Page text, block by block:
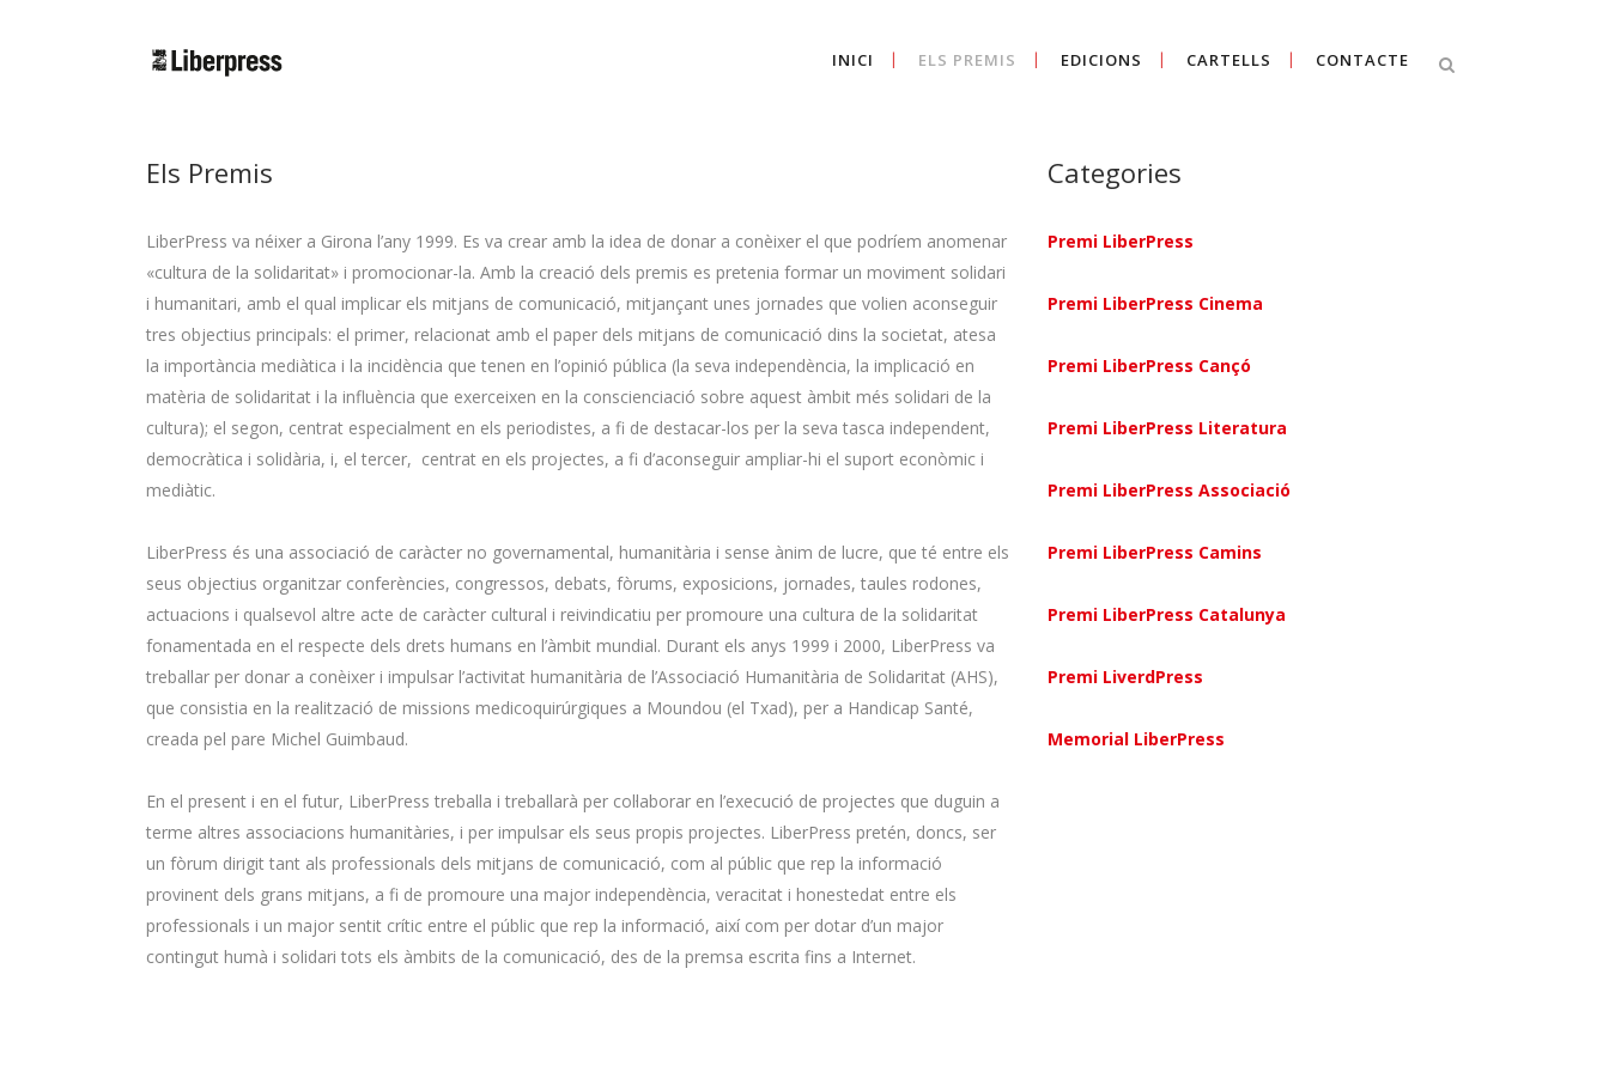
Cercar
INICI ELS PREMIS EDICIONS CARTELLS CONTACTE
Els Premis
LiberPress va néixer a Girona l’any 1999. Es va crear amb la idea de donar a conèixer el que podríem anomenar
«cultura de la solidaritat» i promocionar-la. Amb la creació dels premis es pretenia formar un moviment solidari
i humanitari, amb el qual implicar els mitjans de comunicació, mitjançant unes jornades que volien aconseguir
tres objectius principals: el primer, relacionat amb el paper dels mitjans de comunicació dins la societat, atesa
la importància mediàtica i la incidència que tenen en l’opinió pública (la seva independència, la implicació en
matèria de solidaritat i la influència que exerceixen en la conscienciació sobre aquest àmbit més solidari de la
cultura); el segon, centrat especialment en els periodistes, a fi de destacar-los per la seva tasca independent,
democràtica i solidària, i, el tercer, centrat en els projectes, a fi d’aconseguir ampliar-hi el suport econòmic i
mediàtic.
LiberPress és una associació de caràcter no governamental, humanitària i sense ànim de lucre, que té entre els
seus objectius organitzar conferències, congressos, debats, fòrums, exposicions, jornades, taules rodones,
actuacions i qualsevol altre acte de caràcter cultural i reivindicatiu per promoure una cultura de la solidaritat
fonamentada en el respecte dels drets humans en l’àmbit mundial. Durant els anys 1999 i 2000, LiberPress va
treballar per donar a conèixer i impulsar l’activitat humanitària de l’Associació Humanitària de Solidaritat (AHS),
que consistia en la realització de missions medicoquirúrgiques a Moundou (el Txad), per a Handicap Santé,
creada pel pare Michel Guimbaud.
En el present i en el futur, LiberPress treballa i treballarà per col·laborar en l’execució de projectes que duguin a
terme altres associacions humanitàries, i per impulsar els seus propis projectes. LiberPress pretén, doncs, ser
un fòrum dirigit tant als professionals dels mitjans de comunicació, com al públic que rep la informació
provinent dels grans mitjans, a fi de promoure una major independència, veracitat i honestedat entre els
professionals i un major sentit crític entre el públic que rep la informació, així com per dotar d’un major
contingut humà i solidari tots els àmbits de la comunicació, des de la premsa escrita fins a Internet.
Categories
Premi LiberPress
Premi LiberPress Cinema
Premi LiberPress Cançó
Premi LiberPress Literatura
Premi LiberPress Associació
Premi LiberPress Camins
Premi LiberPress Catalunya
Premi LiverdPress
Memorial LiberPress